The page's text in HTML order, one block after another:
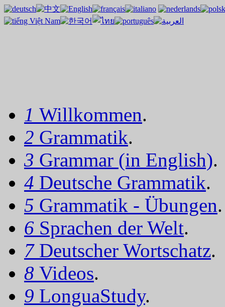
1 Willkommen.
2 Grammatik.
3 Grammar (in English).
4 Deutsche Grammatik.
5 Grammatik - Übungen.
6 Sprachen der Welt.
7 Deutscher Wortschatz.
8 Videos.
9 LonguaStudy.